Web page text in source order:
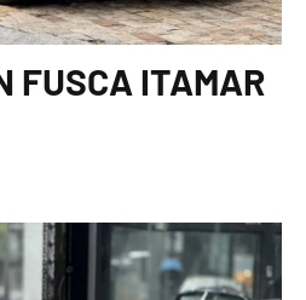
FUSCA ITAMAR